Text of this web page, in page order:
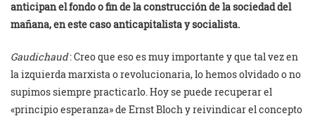
anticipan el fondo o fin de la construcción de la sociedad del
mañana, en este caso anticapitalista y socialista.
Gaudichaud: Creo que eso es muy importante y que tal vez en
la izquierda marxista o revolucionaria, lo hemos olvidado o no
supimos siempre practicarlo. Hoy se puede recuperar el
«principio esperanza» de Ernst Bloch y reivindicar el concepto